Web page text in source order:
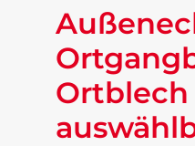
Ortblech